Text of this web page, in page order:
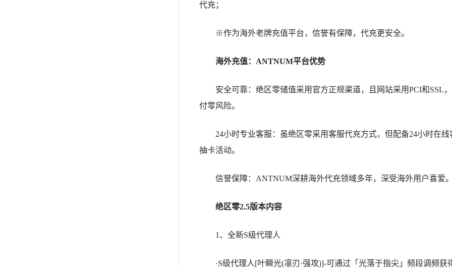
代充；
※作为海外老牌充值平台，信誉有保障，代充更安全。
海外充值：ANTNUM平台优势
安全可靠：绝区零储值采用官方正规渠道，且网站采用PCI和SSL
付零风险。
24小时专业客服：虽绝区零采用客服代充方式，但配备24小时在
抽卡活动。
信誉保障：ANTNUM深耕海外代充领域多年，深受海外用户喜爱
绝区零2.5版本内容
1、全新S级代理人
·S级代理人[叶瞬光(凛刃·强攻)]-可通过「光落于指尖」频段调频获